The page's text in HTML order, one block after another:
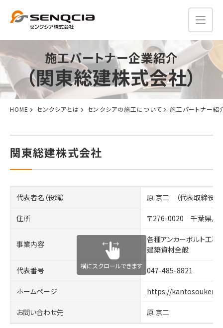
HOME センクシアとは センクシアの施工について 施工パートナー紹
施工パートナー企業紹介
（関東総建株式会社）
関東総建株式会社
代表者名（役職） 原 京二 （代表取締役）
住所 〒276-0020 千葉県八
事業内容
各種アンカーボルト工事
建築資材全般
代表番号 047-485-8821
ホームページ https://
お問い合わせ先 原 京二
横にスクロールできます